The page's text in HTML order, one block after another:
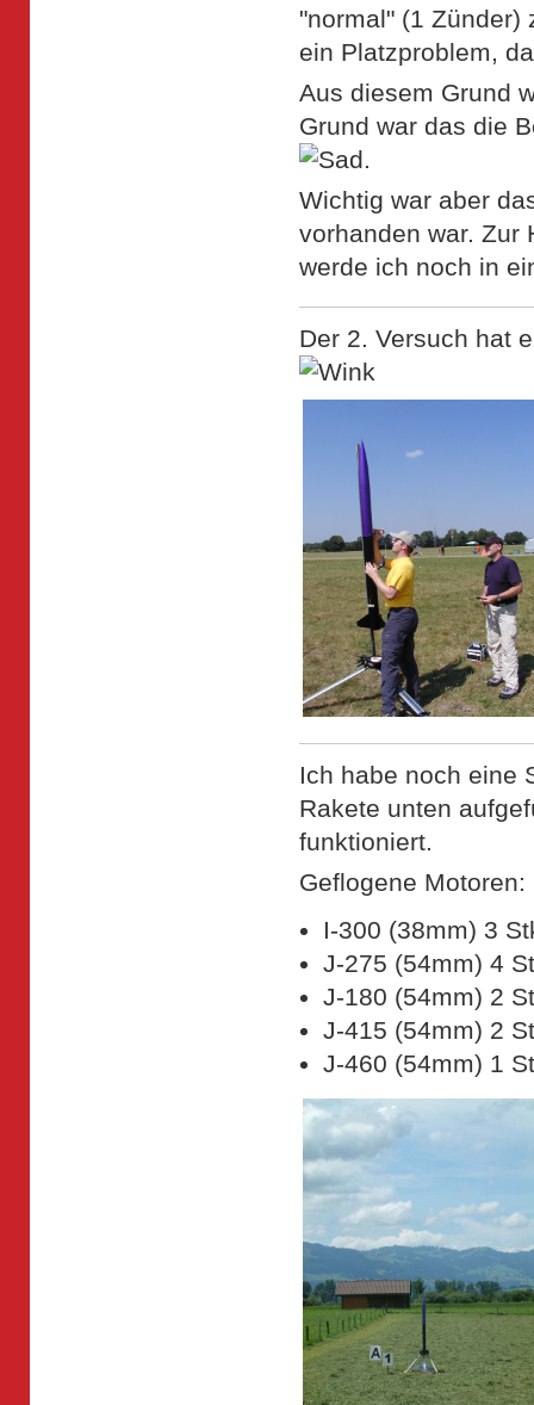
"normal" (1 Zünder)
ein Platzproblem,
Aus diesem Grund
Grund war das die
.
Wichtig war aber
vorhanden war. Zur
werde ich noch in
Der 2. Versuch hat
Ich habe noch eine
Rakete unten
funktioniert.
Geflogene Motoren:
I-300 (38mm) 3
J-275 (54mm) 4
J-180 (54mm) 2
J-415 (54mm) 2
J-460 (54mm) 1